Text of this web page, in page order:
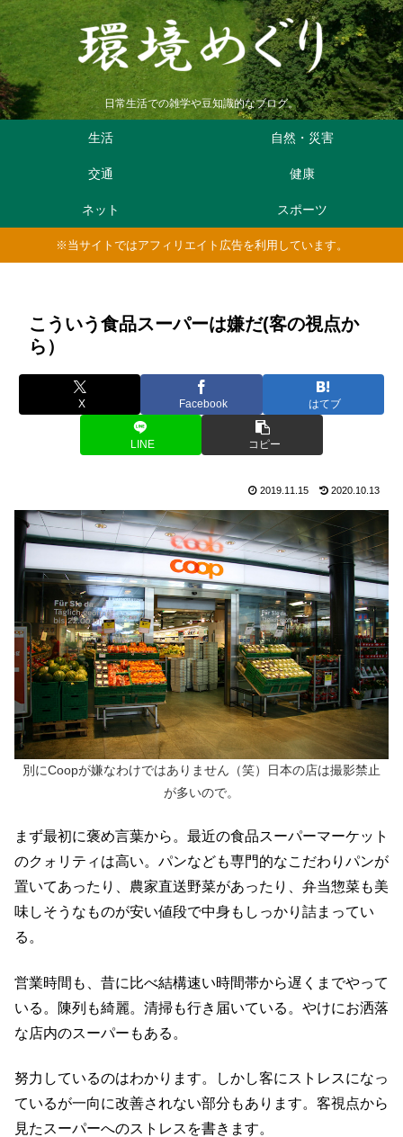
日常生活での雑学や豆知識的なブログ。
生活 自然・災害
交通 健康
ネット スポーツ
※当サイトではアフィリエイト広告を利用しています。
こういう食品スーパーは嫌だ(客の視点か
ら）
X Facebook はてブ
LINE コピー
2019.11.15 2020.10.13
別にCoopが嫌なわけではありません（笑）日本の店は撮影禁止
が多いので。
まず最初に褒め言葉から。最近の食品スーパーマーケット
のクォリティは高い。パンなども専門的なこだわりパンが
置いてあったり、農家直送野菜があったり、弁当惣菜も美
味しそうなものが安い値段で中身もしっかり詰まってい
る。
営業時間も、昔に比べ結構速い時間帯から遅くまでやって
いる。陳列も綺麗。清掃も行き届いている。やけにお洒落
な店内のスーパーもある。
努力しているのはわかります。しかし客にストレスになっ
ているが一向に改善されない部分もあります。客視点から
見たスーパーへのストレスを書きます。